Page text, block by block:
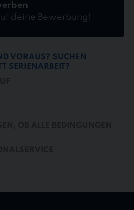
deine Bewerbung!
VORAUS? SUCHEN
SERIENARBEIT?